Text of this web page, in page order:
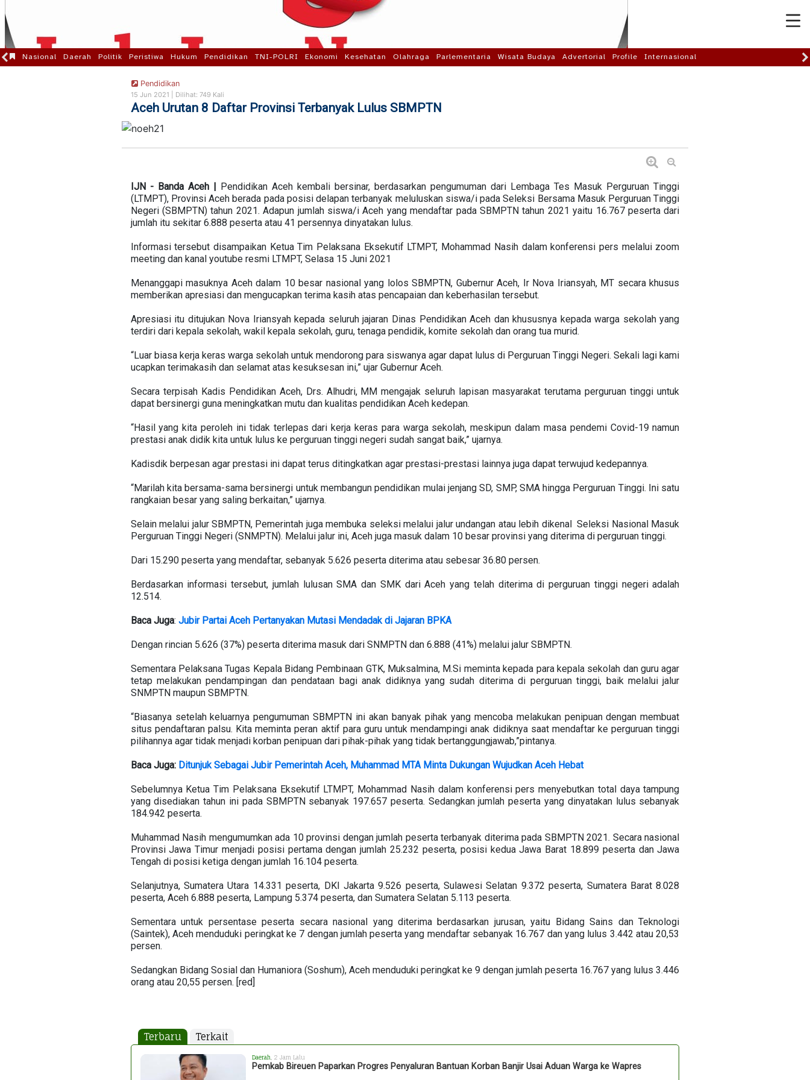
Nasional Daerah Politik Peristiwa Hukum Pendidikan TNI-POLRI Ekonomi Kesehatan Olahraga Parlementaria Wisata Budaya Advertorial Profile Internasional
Pendidikan
15 Jun 2021 | Dilihat: 749 Kali
Aceh Urutan 8 Daftar Provinsi Terbanyak Lulus SBMPTN
IJN - Banda Aceh | Pendidikan Aceh kembali bersinar, berdasarkan pengumuman dari Lembaga Tes Masuk Perguruan Tinggi
(LTMPT), Provinsi Aceh berada pada posisi delapan terbanyak meluluskan siswa/i pada Seleksi Bersama Masuk Perguruan Tinggi
Negeri (SBMPTN) tahun 2021. Adapun jumlah siswa/i Aceh yang mendaftar pada SBMPTN tahun 2021 yaitu 16.767 peserta dari
jumlah itu sekitar 6.888 peserta atau 41 persennya dinyatakan lulus.
Informasi tersebut disampaikan Ketua Tim Pelaksana Eksekutif LTMPT, Mohammad Nasih dalam konferensi pers melalui zoom
meeting dan kanal youtube resmi LTMPT, Selasa 15 Juni 2021
Menanggapi masuknya Aceh dalam 10 besar nasional yang lolos SBMPTN, Gubernur Aceh, Ir Nova Iriansyah, MT secara khusus
memberikan apresiasi dan mengucapkan terima kasih atas pencapaian dan keberhasilan tersebut.
Apresiasi itu ditujukan Nova Iriansyah kepada seluruh jajaran Dinas Pendidikan Aceh dan khususnya kepada warga sekolah yang
terdiri dari kepala sekolah, wakil kepala sekolah, guru, tenaga pendidik, komite sekolah dan orang tua murid.
“Luar biasa kerja keras warga sekolah untuk mendorong para siswanya agar dapat lulus di Perguruan Tinggi Negeri. Sekali lagi kami
ucapkan terimakasih dan selamat atas kesuksesan ini,” ujar Gubernur Aceh.
Secara terpisah Kadis Pendidikan Aceh, Drs. Alhudri, MM mengajak seluruh lapisan masyarakat terutama perguruan tinggi untuk
dapat bersinergi guna meningkatkan mutu dan kualitas pendidikan Aceh kedepan.
“Hasil yang kita peroleh ini tidak terlepas dari kerja keras para warga sekolah, meskipun dalam masa pendemi Covid-19 namun
prestasi anak didik kita untuk lulus ke perguruan tinggi negeri sudah sangat baik,” ujarnya.
Kadisdik berpesan agar prestasi ini dapat terus ditingkatkan agar prestasi-prestasi lainnya juga dapat terwujud kedepannya.
“Marilah kita bersama-sama bersinergi untuk membangun pendidikan mulai jenjang SD, SMP, SMA hingga Perguruan Tinggi. Ini satu
rangkaian besar yang saling berkaitan,” ujarnya.
Selain melalui jalur SBMPTN, Pemerintah juga membuka seleksi melalui jalur undangan atau lebih dikenal Seleksi Nasional Masuk
Perguruan Tinggi Negeri (SNMPTN). Melalui jalur ini, Aceh juga masuk dalam 10 besar provinsi yang diterima di perguruan tinggi.
Dari 15.290 peserta yang mendaftar, sebanyak 5.626 peserta diterima atau sebesar 36.80 persen.
Berdasarkan informasi tersebut, jumlah lulusan SMA dan SMK dari Aceh yang telah diterima di perguruan tinggi negeri adalah
12.514.
Baca Juga: Jubir Partai Aceh Pertanyakan Mutasi Mendadak di Jajaran BPKA
Dengan rincian 5.626 (37%) peserta diterima masuk dari SNMPTN dan 6.888 (41%) melalui jalur SBMPTN.
Sementara Pelaksana Tugas Kepala Bidang Pembinaan GTK, Muksalmina, M.Si meminta kepada para kepala sekolah dan guru agar
tetap melakukan pendampingan dan pendataan bagi anak didiknya yang sudah diterima di perguruan tinggi, baik melalui jalur
SNMPTN maupun SBMPTN.
“Biasanya setelah keluarnya pengumuman SBMPTN ini akan banyak pihak yang mencoba melakukan penipuan dengan membuat
situs pendaftaran palsu. Kita meminta peran aktif para guru untuk mendampingi anak didiknya saat mendaftar ke perguruan tinggi
pilihannya agar tidak menjadi korban penipuan dari pihak-pihak yang tidak bertanggungjawab,”pintanya.
Baca Juga: Ditunjuk Sebagai Jubir Pemerintah Aceh, Muhammad MTA Minta Dukungan Wujudkan Aceh Hebat
Sebelumnya Ketua Tim Pelaksana Eksekutif LTMPT, Mohammad Nasih dalam konferensi pers menyebutkan total daya tampung
yang disediakan tahun ini pada SBMPTN sebanyak 197.657 peserta. Sedangkan jumlah peserta yang dinyatakan lulus sebanyak
184.942 peserta.
Muhammad Nasih mengumumkan ada 10 provinsi dengan jumlah peserta terbanyak diterima pada SBMPTN 2021. Secara nasional
Provinsi Jawa Timur menjadi posisi pertama dengan jumlah 25.232 peserta, posisi kedua Jawa Barat 18.899 peserta dan Jawa
Tengah di posisi ketiga dengan jumlah 16.104 peserta.
Selanjutnya, Sumatera Utara 14.331 peserta, DKI Jakarta 9.526 peserta, Sulawesi Selatan 9.372 peserta, Sumatera Barat 8.028
peserta, Aceh 6.888 peserta, Lampung 5.374 peserta, dan Sumatera Selatan 5.113 peserta.
Sementara untuk persentase peserta secara nasional yang diterima berdasarkan jurusan, yaitu Bidang Sains dan Teknologi
(Saintek), Aceh menduduki peringkat ke 7 dengan jumlah peserta yang mendaftar sebanyak 16.767 dan yang lulus 3.442 atau 20,53
persen.
Sedangkan Bidang Sosial dan Humaniora (Soshum), Aceh menduduki peringkat ke 9 dengan jumlah peserta 16.767 yang lulus 3.446
orang atau 20,55 persen. [red]
Terbaru Terkait
Daerah , 2 Jam Lalu
Pemkab Bireuen Paparkan Progres Penyaluran Bantuan Korban Banjir Usai Aduan Warga ke Wapres